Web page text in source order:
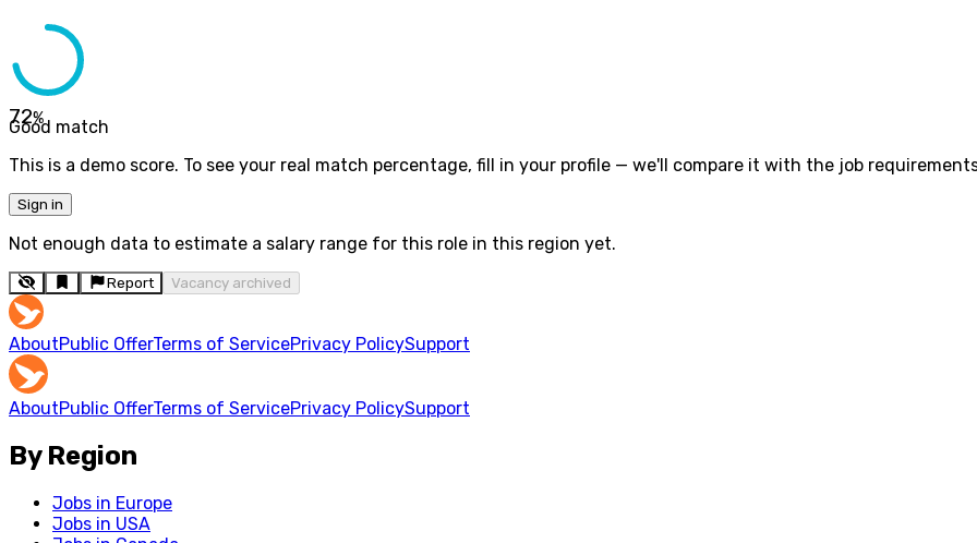
72%
Good match
This is a demo score. To see your real match percentage, fill in your profile — we'll compare it with the job
Sign in
Not enough data to estimate a salary range for this role in this region yet.
Report Vacancy archived
AboutPublic OfferTerms of ServicePrivacy PolicySupport
AboutPublic OfferTerms of ServicePrivacy PolicySupport
By Region
Jobs in Europe
Jobs in USA